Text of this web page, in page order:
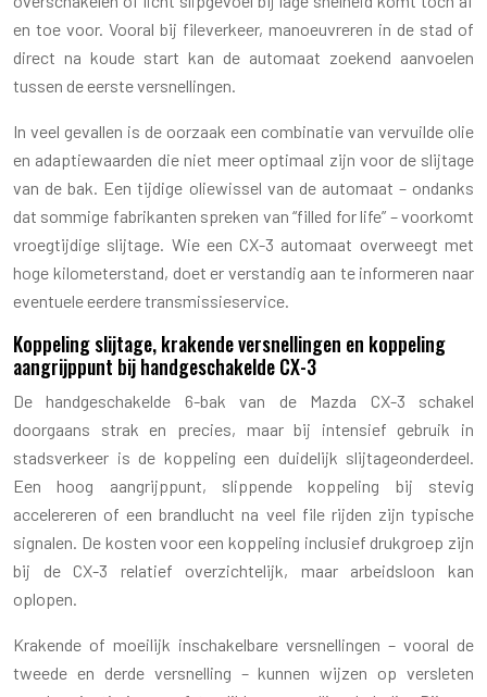
en toe voor. Vooral bij fileverkeer, manoeuvreren in de stad of
direct na koude start kan de automaat zoekend aanvoelen
tussen de eerste versnellingen.
In veel gevallen is de oorzaak een combinatie van vervuilde olie
en adaptiewaarden die niet meer optimaal zijn voor de slijtage
van de bak. Een tijdige oliewissel van de automaat – ondanks
dat sommige fabrikanten spreken van “filled for life” – voorkomt
vroegtijdige slijtage. Wie een CX-3 automaat overweegt met
hoge kilometerstand, doet er verstandig aan te informeren naar
eventuele eerdere transmissieservice.
Koppeling slijtage, krakende versnellingen en koppeling
aangrijppunt bij handgeschakelde CX-3
De handgeschakelde 6-bak van de Mazda CX-3 schakel
doorgaans strak en precies, maar bij intensief gebruik in
stadsverkeer is de koppeling een duidelijk slijtageonderdeel.
Een hoog aangrijppunt, slippende koppeling bij stevig
accelereren of een brandlucht na veel file rijden zijn typische
signalen. De kosten voor een koppeling inclusief drukgroep zijn
bij de CX-3 relatief overzichtelijk, maar arbeidsloon kan
oplopen.
Krakende of moeilijk inschakelbare versnellingen – vooral de
tweede en derde versnelling – kunnen wijzen op versleten